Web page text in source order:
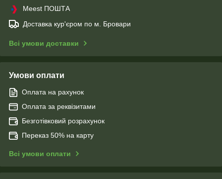
Meest ПОШТА
Доставка кур'єром по м. Бровари
Всі умови доставки
Умови оплати
Оплата на рахунок
Оплата за реквізитами
Безготівковий розрахунок
Переказ 50% на карту
Всі умови оплати